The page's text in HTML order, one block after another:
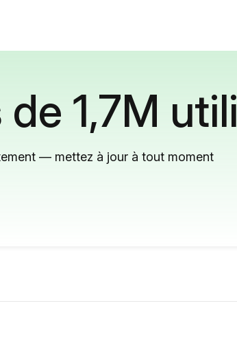
1,7M
— mettez à jour à tout moment